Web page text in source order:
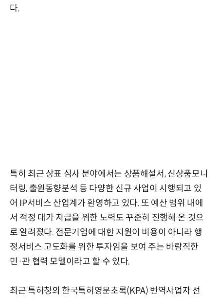
다.
특히 최근 상표 심사 분야에서는 상품해설서, 신상품모니
터링, 출원동향분석 등 다양한 신규 사업이 시행되고 있
어 IP서비스 산업계가 환영하고 있다. 또 예산 범위 내에
서 적정 대가 지급을 위한 노력도 꾸준히 진행해 온 것으
로 알려졌다. 전문기업에 대한 지원이 비용이 아니라 행
정서비스 고도화를 위한 투자임을 보여 주는 바람직한
민·관 협력 모델이라고 할 수 있다.
최근 특허청의 한국특허영문초록(KPA) 번역사업자 선